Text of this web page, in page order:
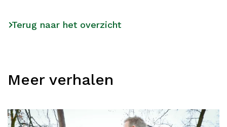
Terug naar het overzicht
Meer verhalen